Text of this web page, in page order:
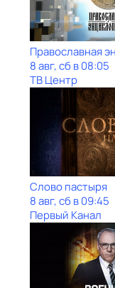
Православная
8 авг, сб в 08:05
ТВ Центр
Слово пастыря
8 авг, сб в 09:45
Первый Канал